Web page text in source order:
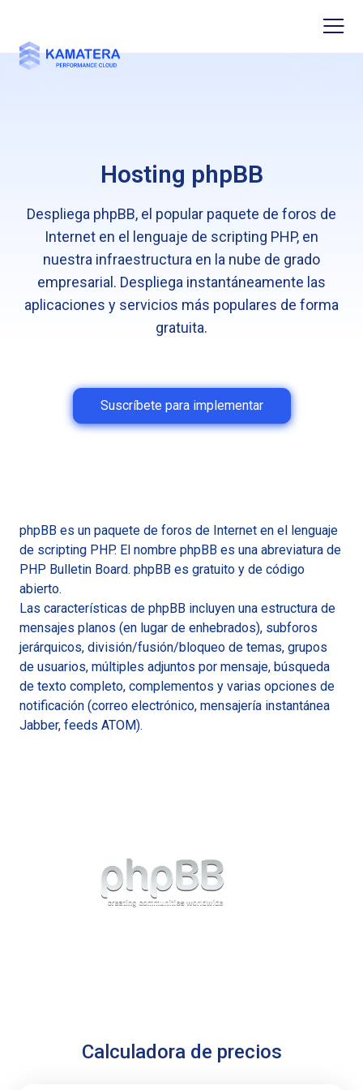
Hosting phpBB
Despliega phpBB, el popular paquete de foros de
Internet en el lenguaje de scripting PHP, en
nuestra infraestructura en la nube de grado
empresarial. Despliega instantáneamente las
aplicaciones y servicios más populares de forma
gratuita.
Suscríbete para implementar
phpBB es un paquete de foros de Internet en el lenguaje
de scripting PHP. El nombre phpBB es una abreviatura de
PHP Bulletin Board. phpBB es gratuito y de código
abierto.
Las características de phpBB incluyen una estructura de
mensajes planos (en lugar de enhebrados), subforos
jerárquicos, división/fusión/bloqueo de temas, grupos
de usuarios, múltiples adjuntos por mensaje, búsqueda
de texto completo, complementos y varias opciones de
notificación (correo electrónico, mensajería instantánea
Jabber, feeds ATOM).
Calculadora de precios